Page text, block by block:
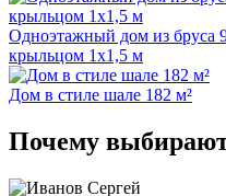
Одноэтажный дом из бруса
крыльцом 1х1,5 м
Дом в стиле шале 182 м²
Почему